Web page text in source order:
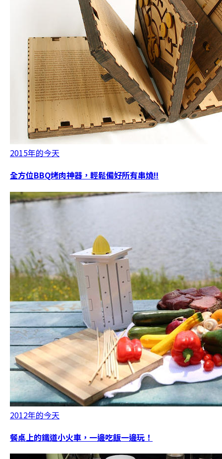
2015年的今天
全方位BBQ烤肉神器，輕鬆備好所有串燒!!
2012年的今天
餐桌上的鐵道小火車，一邊吃飯一邊玩！